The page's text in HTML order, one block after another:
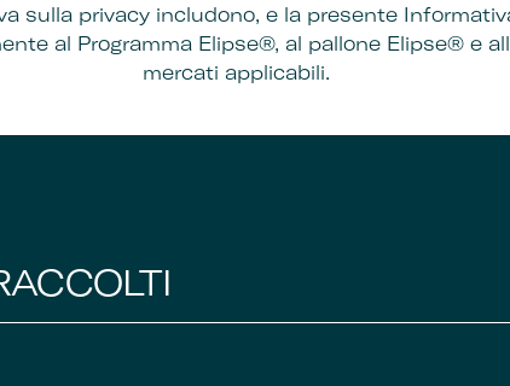
sulla privacy includono, e la presente
al Programma Elipse®, al pallone Elipse® e
mercati applicabili.